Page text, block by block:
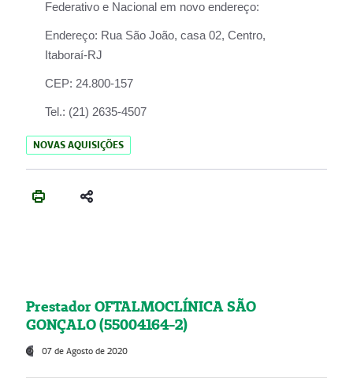
Federativo e Nacional em novo endereço:
Endereço: Rua São João, casa 02, Centro,
Itaboraí-RJ
CEP: 24.800-157
Tel.: (21) 2635-4507
NOVAS AQUISIÇÕES
Prestador OFTALMOCLÍNICA SÃO
GONÇALO (55004164-2)
07 de Agosto de 2020